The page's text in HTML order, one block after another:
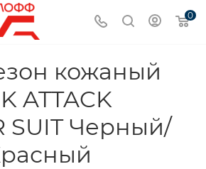
0
кожаный
ATTACK
SUIT Черный/